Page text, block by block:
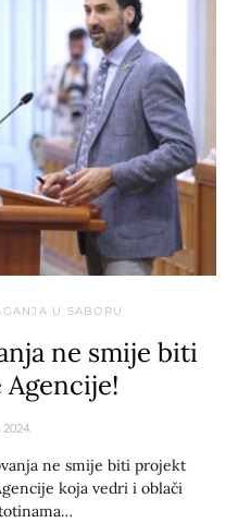
U SABORU
ne smije biti
2024.
ne smije biti projekt
koja vedri i oblači